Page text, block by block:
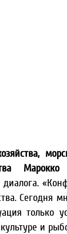
диалога.
Сегодня
только
и